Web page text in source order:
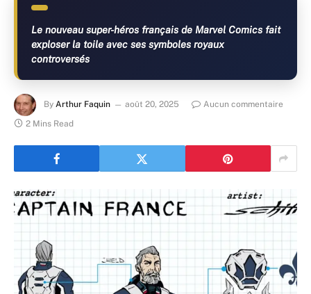
Le nouveau super-héros français de Marvel Comics fait
exploser la toile avec ses symboles royaux
controversés
By Arthur Faquin août 20, 2025
Aucun commentaire
2 Mins Read